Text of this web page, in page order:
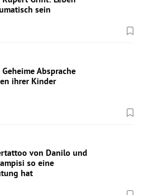
sein
Absprache
ihrer Kinder
von Danilo und
so eine
hat